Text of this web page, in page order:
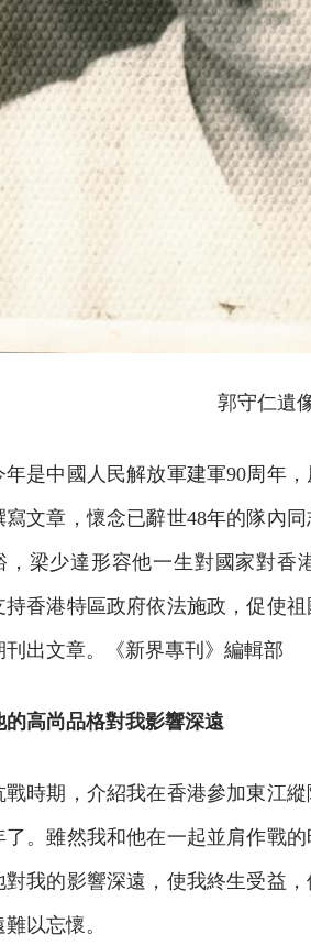
郭守仁遺像
中國人民解放軍建軍90周年，
寫文章，懷念已辭世48年的隊內
，梁少達形容他一生對國家對香
持香港特區政府依法施政，促使
刊出文章。《新界專刊》編輯部
尚品格對我影響深遠
期，介紹我在香港參加東江縱
了。雖然我和他在一起並肩作戰
對我的影響深遠，使我終生受益
以忘懷。